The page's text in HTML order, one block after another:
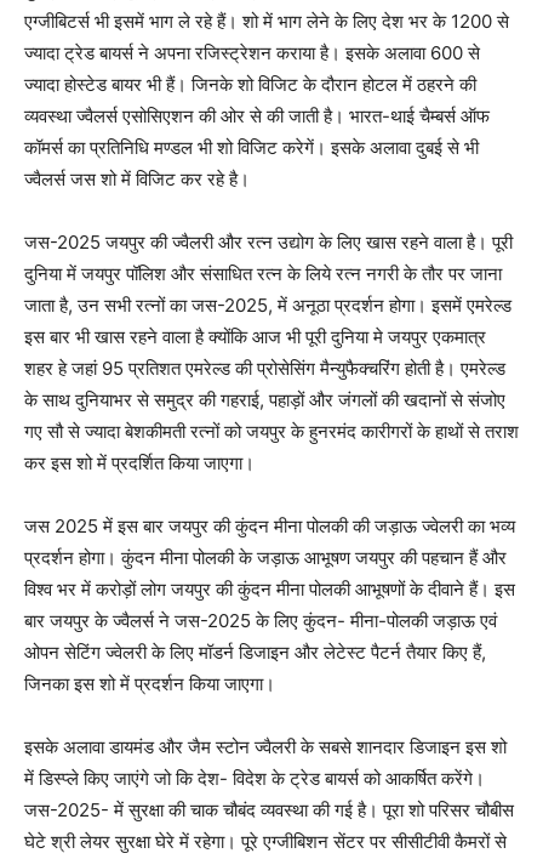
एग्जीबिटर्स भी इसमें भाग ले रहे हैं। शो में भाग लेने के लिए देश भर के 1200 से
ज्यादा ट्रेड बायर्स ने अपना रजिस्ट्रेशन कराया है। इसके अलावा 600 से
ज्यादा होस्टेड बायर भी हैं। जिनके शो विजिट के दौरान होटल में ठहरने की
व्यवस्था ज्वैलर्स एसोसिएशन की ओर से की जाती है। भारत-थाई चैम्बर्स ऑफ
कॉमर्स का प्रतिनिधि मण्डल भी शो विजिट करेगें। इसके अलावा दुबई से भी
ज्वैलर्स जस शो में विजिट कर रहे है।
जस-2025 जयपुर की ज्वैलरी और रत्न उद्योग के लिए खास रहने वाला है। पूरी
दुनिया में जयपुर पॉलिश और संसाधित रत्न के लिये रत्न नगरी के तौर पर जाना
जाता है, उन सभी रत्नों का जस-2025, में अनूठा प्रदर्शन होगा। इसमें एमरेल्ड
इस बार भी खास रहने वाला है क्योंकि आज भी पूरी दुनिया मे जयपुर एकमात्र
शहर हे जहां 95 प्रतिशत एमरेल्ड की प्रोसेसिंग मैन्युफैक्चरिंग होती है। एमरेल्ड
के साथ दुनियाभर से समुद्र की गहराई, पहाड़ों और जंगलों की खदानों से संजोए
गए सौ से ज्यादा बेशकीमती रत्नों को जयपुर के हुनरमंद कारीगरों के हाथों से तराश
कर इस शो में प्रदर्शित किया जाएगा।
जस 2025 में इस बार जयपुर की कुंदन मीना पोलकी की जड़ाऊ ज्वेलरी का भव्य
प्रदर्शन होगा। कुंदन मीना पोलकी के जड़ाऊ आभूषण जयपुर की पहचान हैं और
विश्व भर में करोड़ों लोग जयपुर की कुंदन मीना पोलकी आभूषणों के दीवाने हैं। इस
बार जयपुर के ज्वैलर्स ने जस-2025 के लिए कुंदन- मीना-पोलकी जड़ाऊ एवं
ओपन सेटिंग ज्वेलरी के लिए मॉडर्न डिजाइन और लेटेस्ट पैटर्न तैयार किए हैं,
जिनका इस शो में प्रदर्शन किया जाएगा।
इसके अलावा डायमंड और जैम स्टोन ज्वैलरी के सबसे शानदार डिजाइन इस शो
में डिस्प्ले किए जाएंगे जो कि देश- विदेश के ट्रेड बायर्स को आकर्षित करेंगे।
जस-2025- में सुरक्षा की चाक चौबंद व्यवस्था की गई है। पूरा शो परिसर चौबीस
घेटे श्री लेयर सुरक्षा घेरे में रहेगा। पूरे एग्जीबिशन सेंटर पर सीसीटीवी कैमरों से